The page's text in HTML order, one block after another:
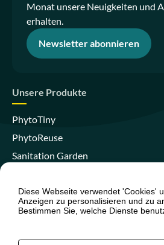
Monat unsere Neuigkeiten und
erhalten.
Newsletter abonnieren
Unsere Produkte
PhytoTiny
PhytoReuse
Sanitation Garden
PhytoIsland
Skywater Clear
Diese Webseite verwendet 'Cookies'
Anzeigen zu personalisieren und zu
Bestimmen Sie, welche Dienste